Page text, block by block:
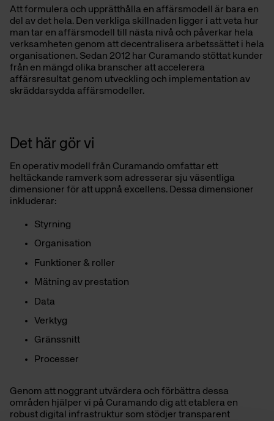
Att formulera och upprätthåll a en affärsmodell är bara en
del av det hela. Den verkliga skillnaden ligger i att veta hur
man tar en affärsmodell till nästa nivå och påverkar hela
verksamheten genom att decentralisera arbetssättet i hela
organisationen. Sedan 2012 har Curamando stöttat kunder
från en mängd olika branscher att accelerera
affärsresultat genom utveckling och implementation av
skräddarsydda affärsmodeller.
Det här gör vi
En operativ modell från Curamando omfattar ett
heltäckande ramverk som adresserar sju väsentliga
dimensioner för att uppnå excellens. Dessa dimensioner
inkluderar:
Styrning
Organisation
Funktioner & roller
Mätning av prestation
Data
Verktyg
Gränssnitt
Processer
Genom att noggrant utvärdera och förbättra dessa
områden hjälper vi på Curamando dig att etablera en
robust digital infrastruktur som stödjer transparent